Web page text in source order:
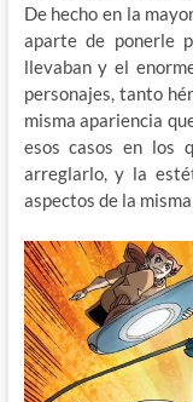
De hecho en la
aparte de ponerle
llevaban y el
personajes, tanto
misma apariencia
esos casos en los
arreglarlo, y la
aspectos de la